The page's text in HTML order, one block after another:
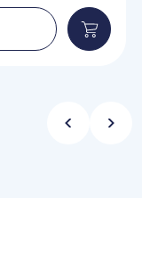
в
Стрелка